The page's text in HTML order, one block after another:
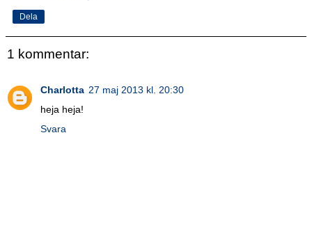
Dela
1 kommentar:
Charlotta 27 maj 2013 kl. 20:30
heja heja!
Svara